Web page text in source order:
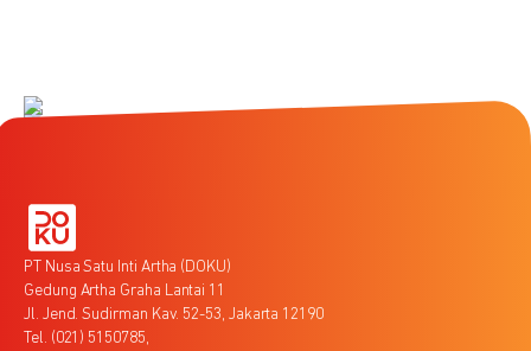
PT Nusa Satu Inti Artha (DOKU)
Gedung Artha Graha Lantai 11
Jl. Jend. Sudirman Kav. 52-53, Jakarta 12190
Tel. (021) 5150785,